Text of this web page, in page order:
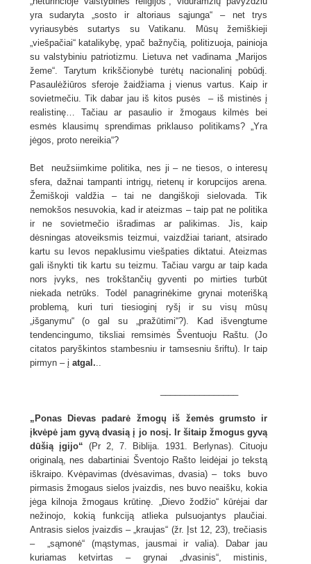
yra sudaryta „sosto ir altoriaus sąjunga“ – net trys
vyriausybės sutartys su Vatikanu. Mūsų žemiškieji
„viešpačiai“ katalikybę, ypač bažnyčią, politizuoja, painioja
su valstybiniu patriotizmu. Lietuva net vadinama „Marijos
žeme“. Tarytum krikščionybė turėtų nacionalinį pobūdį.
Pasaulėžiūros sferoje žaidžiama į vienus vartus. Kaip ir
sovietmečiu. Tik dabar jau iš kitos pusės – iš mistinės į
realistinę… Tačiau ar pasaulio ir žmogaus kilmės bei
esmės klausimų sprendimas priklauso politikams? „Yra
jėgos, proto nereikia“?
Bet neužsiimkime politika, nes ji – ne tiesos, o interesų
sfera, dažnai tampanti intrigų, rietenų ir korupcijos arena.
Žemiškoji valdžia – tai ne dangiškoji sielovada. Tik
nemokšos nesuvokia, kad ir ateizmas – taip pat ne politika
ir ne sovietmečio išradimas ar palikimas. Jis, kaip
dėsningas atoveiksmis teizmui, vaizdžiai tariant, atsirado
kartu su Ievos nepaklusimu viešpaties diktatui. Ateizmas
gali išnykti tik kartu su teizmu. Tačiau vargu ar taip kada
nors įvyks, nes trokštančių gyventi po mirties turbūt
niekada netrūks. Todėl panagrinėkime grynai moterišką
problemą, kuri turi tiesioginį ryšį ir su visų mūsų
„išganymu“ (o gal su „pražūtimi“?). Kad išvengtume
tendencingumo, tiksliai remsimės Šventuoju Raštu. (Jo
citatos paryškintos stambesniu ir tamsesniu šriftu). Ir taip
pirmyn – į atgal...
„Ponas Dievas padarė žmogų iš žemės grumsto ir
įkvėpė jam gyvą dvasią į jo nosį. Ir šitaip žmogus gyvą
dūšią įgijo“ (Pr 2, 7. Biblija. 1931. Berlynas). Cituoju
originalą, nes dabartiniai Šventojo Rašto leidėjai jo tekstą
iškraipo. Kvėpavimas (dvėsavimas, dvasia) – toks buvo
pirmasis žmogaus sielos įvaizdis, nes buvo neaišku, kokia
jėga kilnoja žmogaus krūtinę. „Dievo žodžio“ kūrėjai dar
nežinojo, kokią funkciją atlieka pulsuojantys plaučiai.
Antrasis sielos įvaizdis – „kraujas“ (žr. Įst 12, 23), trečiasis
– „sąmonė“ (mąstymas, jausmai ir valia). Dabar jau
kuriamas ketvirtas – grynai „dvasinis“, mistinis,